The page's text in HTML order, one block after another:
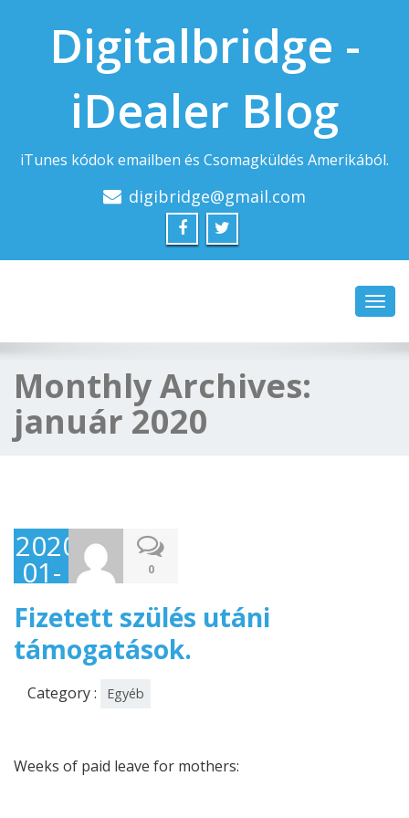
Digitalbridge -
iDealer Blog
iTunes kódok emailben és Csomagküldés Amerikából.
digibridge@gmail.com
Monthly Archives:
január 2020
2020-
01-
20
0
Fizetett szülés utáni
támogatások.
Category : Egyéb
Weeks of paid leave for mothers: